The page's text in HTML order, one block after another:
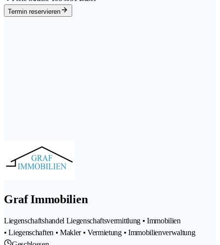
Termin reservieren
Graf Immobilien
Liegenschaftshandel Liegenschaftsvermittlung • Immobilien
• Liegenschaften • Makler • Vermietung • Immobilienverwaltung